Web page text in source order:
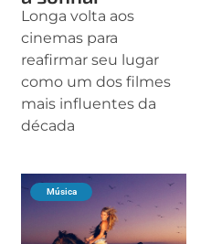
Longa volta aos
cinemas para
reafirmar seu lugar
como um dos filmes
mais influentes da
década
Música